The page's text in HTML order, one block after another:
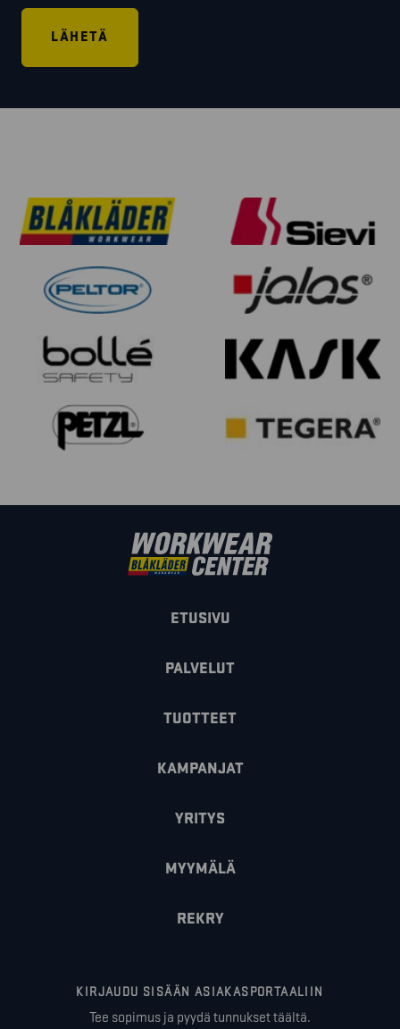
ETUSIVU
PALVELUT
TUOTTEET
KAMPANJAT
YRITYS
MYYMÄLÄ
REKRY
KIRJAUDU SISÄÄN ASIAKASPORTAALIIN
Tee sopimus ja pyydä tunnukset täältä.